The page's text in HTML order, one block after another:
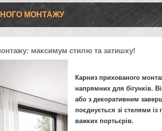
МОНТАЖУ
максимум стилю та затишку!
Карниз прихованого
напрямних для бігунків.
або з декоративним
поєднується зі стелями із
важких портьєрів.